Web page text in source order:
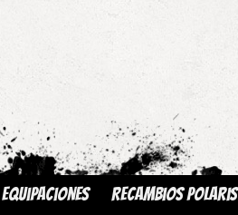
Equipaciones Recambios Polaris